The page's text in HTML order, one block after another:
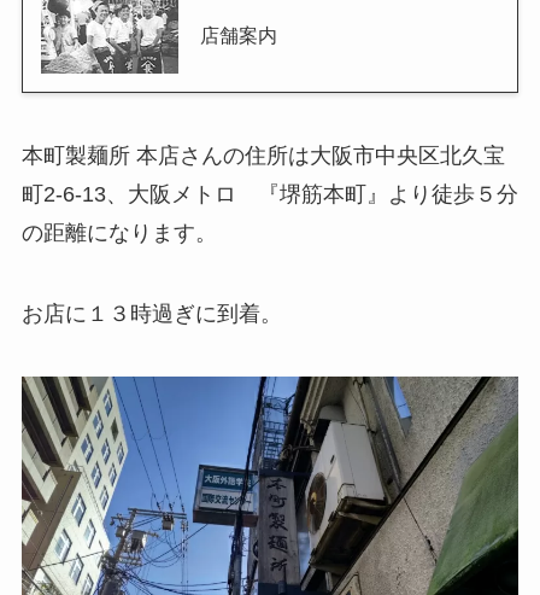
店舗案内
本町製麺所 本店さんの住所は大阪市中央区北久宝
町2-6-13、大阪メトロ 『堺筋本町』より徒歩５分
の距離になります。
お店に１３時過ぎに到着。